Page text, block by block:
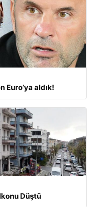
Euro’ya aldık!
Düştü